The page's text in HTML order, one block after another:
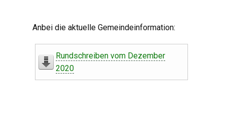
Anbei die aktuelle Gemeindeinformation:
Rundschreiben vom Dezember
2020